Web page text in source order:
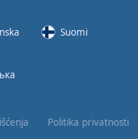
Suomi
Politika privatnosti